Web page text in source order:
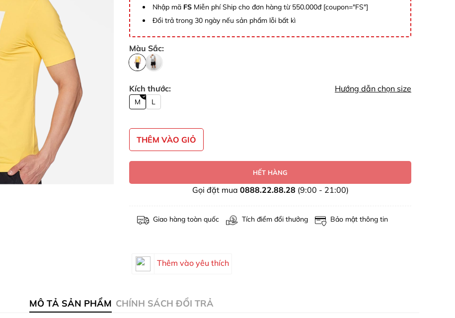
Nhập mã FS Miễn phí Ship cho đơn hàng từ 550.000đ [coupon="FS"]
Đổi trả trong 30 ngày nếu sản phẩm lỗi bất kì
Màu Sắc:
Kích thước: Hướng dẫn chọn size
M L
THÊM VÀO GIỎ
HẾT HÀNG
Gọi đặt mua 0888.22.88.28 (9:00 - 21:00)
Giao hàng toàn quốc Tích điểm đổi thưởng Bảo mật thông tin
Thêm vào yêu thích
MÔ TẢ SẢN PHẨM CHÍNH SÁCH ĐỔI TRẢ